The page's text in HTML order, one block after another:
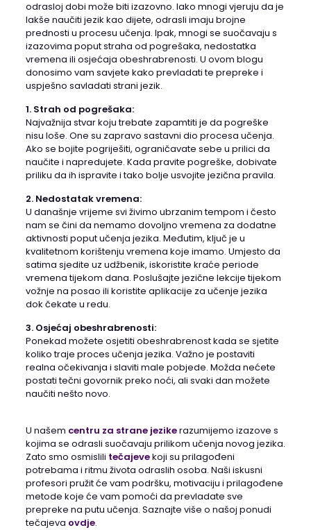
odrasloj dobi može biti izazovno. Iako mnogi vjeruju da je
lakše naučiti jezik kao dijete, odrasli imaju brojne
prednosti u procesu učenja. Ipak, mnogi se suočavaju s
izazovima poput straha od pogrešaka, nedostatka
vremena ili osjećaja obeshrabrenosti. U ovom blogu
donosimo vam savjete kako prevladati te prepreke i
uspješno savladati strani jezik.
1. Strah od pogrešaka:
Najvažnija stvar koju trebate zapamtiti je da pogreške
nisu loše. One su zapravo sastavni dio procesa učenja.
Ako se bojite pogriješiti, ograničavate sebe u prilici da
naučite i napredujete. Kada pravite pogreške, dobivate
priliku da ih ispravite i tako bolje usvojite jezična pravila.
2. Nedostatak vremena:
U današnje vrijeme svi živimo ubrzanim tempom i često
nam se čini da nemamo dovoljno vremena za dodatne
aktivnosti poput učenja jezika. Međutim, ključ je u
kvalitetnom korištenju vremena koje imamo. Umjesto da
satima sjedite uz udžbenik, iskoristite kraće periode
vremena tijekom dana. Poslušajte jezične lekcije tijekom
vožnje na posao ili koristite aplikacije za učenje jezika
dok čekate u redu.
3. Osjećaj obeshrabrenosti:
Ponekad možete osjetiti obeshrabrenost kada se sjetite
koliko traje proces učenja jezika. Važno je postaviti
realna očekivanja i slaviti male pobjede. Možda nećete
postati tečni govornik preko noći, ali svaki dan možete
naučiti nešto novo.
U našem centru za strane jezikerazumijemo izazove s
kojima se odrasli suočavaju prilikom učenja novog jezika.
Zato smo osmislili tečajevekoji su prilagođeni
potrebama i ritmu života odraslih osoba. Naši iskusni
profesori pružit će vam podršku, motivaciju i prilagođene
metode koje će vam pomoći da prevladate sve
prepreke na putu učenja. Saznajte više o našoj ponudi
tečajeva ovdje.